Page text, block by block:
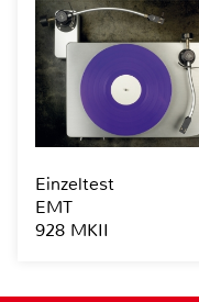
Einzeltest
EMT
928 MKII